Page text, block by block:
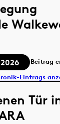
Beitrag
Eintrags
Tür